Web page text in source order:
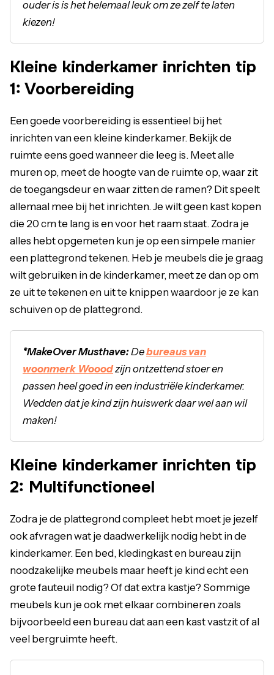
ouder is is het helemaal leuk om ze zelf te laten
kiezen!
Kleine kinderkamer inrichten tip
1: Voorbereiding
Een goede voorbereiding is essentieel bij het
inrichten van een kleine kinderkamer. Bekijk de
ruimte eens goed wanneer die leeg is. Meet alle
muren op, meet de hoogte van de ruimte op, waar zit
de toegangsdeur en waar zitten de ramen? Dit speelt
allemaal mee bij het inrichten. Je wilt geen kast kopen
die 20 cm te lang is en voor het raam staat. Zodra je
alles hebt opgemeten kun je op een simpele manier
een plattegrond tekenen. Heb je meubels die je graag
wilt gebruiken in de kinderkamer, meet ze dan op om
ze uit te tekenen en uit te knippen waardoor je ze kan
schuiven op de plattegrond.
*MakeOver Musthave:Debureaus van
woonmerk Wooodzijn ontzettend stoer en
passen heel goed in een industriële kinderkamer.
Wedden dat je kind zijn huiswerk daar wel aan wil
maken!
Kleine kinderkamer inrichten tip
2: Multifunctioneel
Zodra je de plattegrond compleet hebt moet je jezelf
ook afvragen wat je daadwerkelijk nodig hebt in de
kinderkamer. Een bed, kledingkast en bureau zijn
noodzakelijke meubels maar heeft je kind echt een
grote fauteuil nodig? Of dat extra kastje? Sommige
meubels kun je ook met elkaar combineren zoals
bijvoorbeeld een bureau dat aan een kast vastzit of al
veel bergruimte heeft.